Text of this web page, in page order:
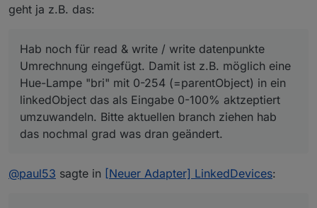
geht ja z.B. das:
Hab noch für read & write / write datenpunkte
Umrechnung eingefügt. Damit ist z.B. möglich eine
Hue-Lampe "bri" mit 0-254 (=parentObject) in ein
linkedObject das als Eingabe 0-100% aktzeptiert
umzuwandeln. Bitte aktuellen branch ziehen hab
das nochmal grad was dran geändert.
@paul53 sagte in [Neuer Adapter] LinkedDevices: